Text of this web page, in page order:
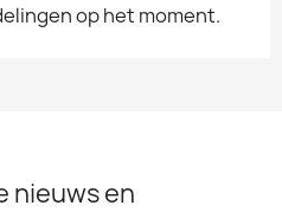
op het moment.
nieuws en